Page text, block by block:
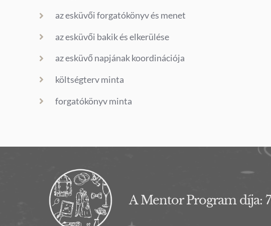
az esküvői forgatókönyv és menet
az esküvői bakik és elkerülése
az esküvő napjának koordinációja
költségterv minta
forgatókönyv minta
A Mentor Program díja: